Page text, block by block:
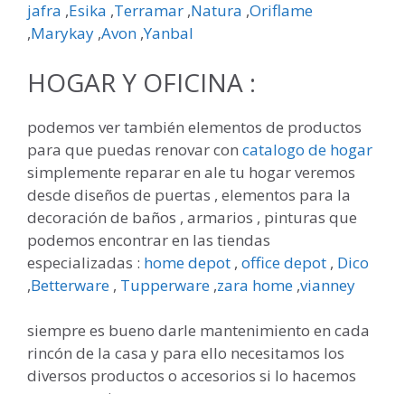
jafra ,Esika ,Terramar ,Natura ,Oriflame
,Marykay ,Avon ,Yanbal
HOGAR Y OFICINA :
podemos ver también elementos de productos
para que puedas renovar con catalogo de hogar
simplemente reparar en ale tu hogar veremos
desde diseños de puertas , elementos para la
decoración de baños , armarios , pinturas que
podemos encontrar en las tiendas
especializadas : home depot , office depot , Dico
,Betterware , Tupperware ,zara home ,vianney
siempre es bueno darle mantenimiento en cada
rincón de la casa y para ello necesitamos los
diversos productos o accesorios si lo hacemos